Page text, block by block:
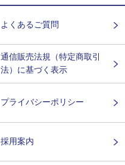
よくあるご質問
通信販売法規（特定商取引
法）に基づく表示
プライバシーポリシー
採用案内